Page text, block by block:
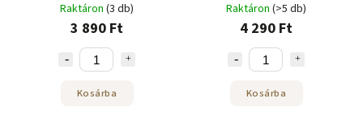
Raktáron (3 db)
3 890 Ft
Kosárba
Raktáron (>5 db)
4 290 Ft
Kosárba